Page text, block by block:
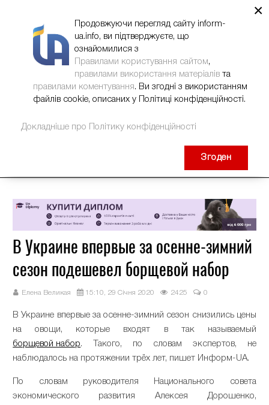
В Украине впервые за осенне-зимний
сезон подешевел борщевой набор
Елена Великая 15:10, 29 Січня 2020 2425 0
В Украине впервые за осенне-зимний сезон снизились цены
на овощи, которые входят в так называемый
борщевой набор. Такого, по словам экспертов, не
наблюдалось на протяжении трёх лет, пишет Информ-UA.
По словам руководителя Национального совета
экономического развития Алексея Дорошенко,
×
Продовжуючи перегляд сайту inform-
ua.info, ви підтверджуєте, що
ознайомилися з
Правилами користування сайтом,
правилами використання матеріалів та
правилами коментування. Ви згодні з використанням
файлів cookie, описаних у Політиці конфіденційності.
Докладніше про Політику конфіденційності
Згоден